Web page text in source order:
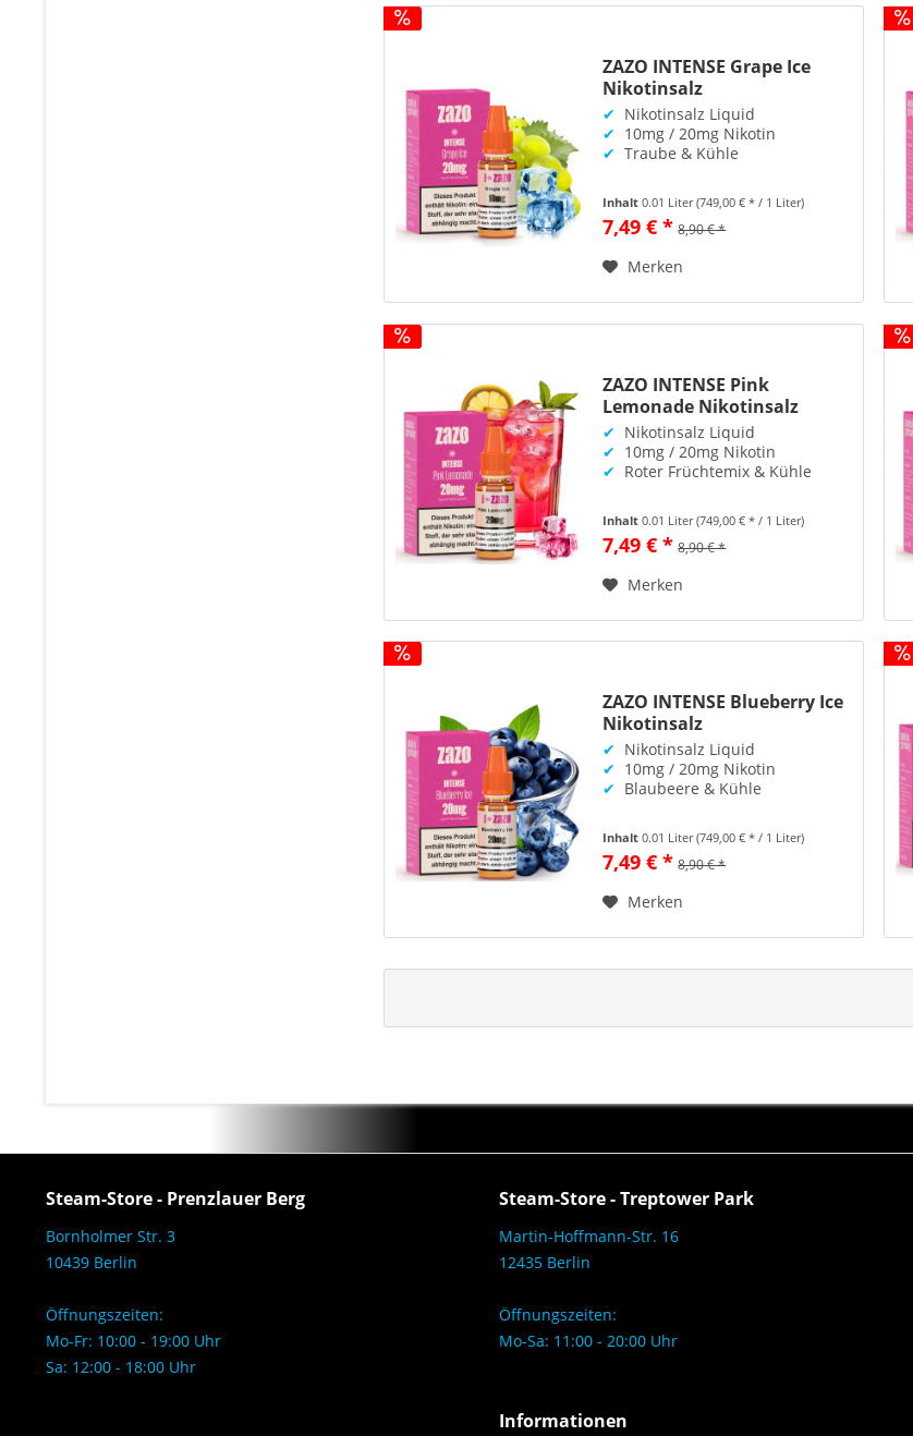
ZAZO INTENSE Grape Ice
Nikotinsalz
✔ Nikotinsalz Liquid
✔ 10mg / 20mg Nikotin
✔ Traube & Kühle
Inhalt0.01 Liter(749,00 € * / 1 Liter)
7,49 € * 8,90 € *
Merken
ZAZO INTENSE Pink
Lemonade Nikotinsalz
✔ Nikotinsalz Liquid
✔ 10mg / 20mg Nikotin
✔ Roter Früchtemix & Kühle
Inhalt0.01 Liter(749,00 € * / 1 Liter)
7,49 € * 8,90 € *
Merken
ZAZO INTENSE Blueberry Ice
Nikotinsalz
✔ Nikotinsalz Liquid
✔ 10mg / 20mg Nikotin
✔ Blaubeere & Kühle
Inhalt0.01 Liter(749,00 € * / 1 Liter)
7,49 € * 8,90 € *
Merken
Steam-Store - Prenzlauer Berg
Bornholmer Str. 3
10439 Berlin
Öffnungszeiten:
Mo-Fr: 10:00 - 19:00 Uhr
Sa: 12:00 - 18:00 Uhr
Steam-Store - Treptower Park
Martin-Hoffmann-Str. 16
12435 Berlin
Öffnungszeiten:
Mo-Sa: 11:00 - 20:00 Uhr
Informationen